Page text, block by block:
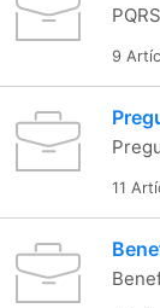
PQRS
9
11